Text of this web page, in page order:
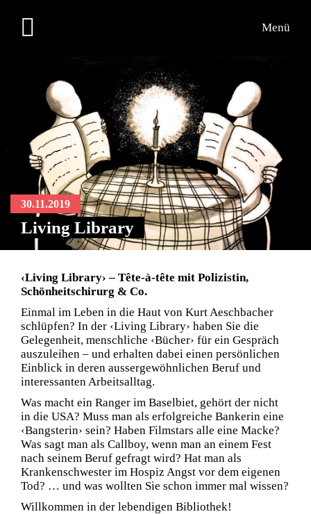
Menü
30.11.2019
Living Library
‹Living Library› – Tête-à-tête mit Polizistin,
Schönheitschirurg & Co.
Einmal im Leben in die Haut von Kurt Aeschbacher
schlüpfen? In der ‹Living Library› haben Sie die
Gelegenheit, menschliche ‹Bücher› für ein Gespräch
auszuleihen – und erhalten dabei einen persönlichen
Einblick in deren aussergewöhnlichen Beruf und
interessanten Arbeitsalltag.
Was macht ein Ranger im Baselbiet, gehört der nicht
in die USA? Muss man als erfolgreiche Bankerin eine
‹Bangsterin› sein? Haben Filmstars alle eine Macke?
Was sagt man als Callboy, wenn man an einem Fest
nach seinem Beruf gefragt wird? Hat man als
Krankenschwester im Hospiz Angst vor dem eigenen
Tod? … und was wollten Sie schon immer mal wissen?
Willkommen in der lebendigen Bibliothek!